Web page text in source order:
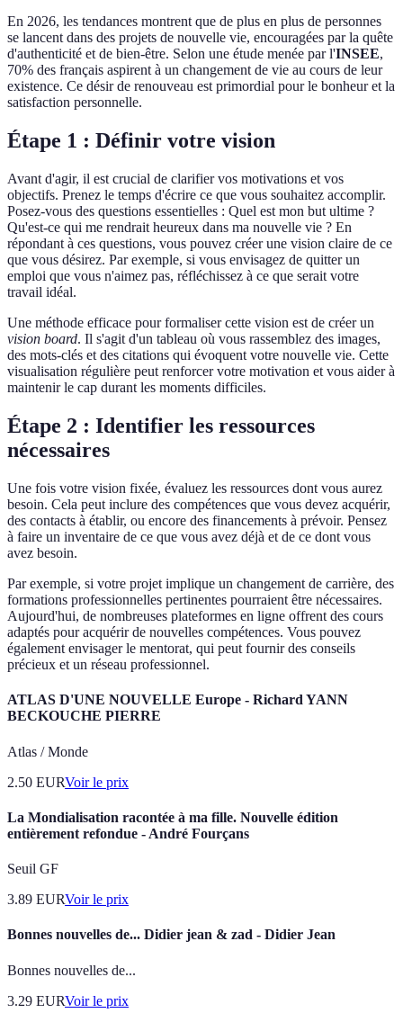
En 2026, les tendances montrent que de plus en plus de personnes
se lancent dans des projets de nouvelle vie, encouragées par la quête
d'authenticité et de bien-être. Selon une étude menée par l'INSEE,
70% des français aspirent à un changement de vie au cours de leur
existence. Ce désir de renouveau est primordial pour le bonheur et la
satisfaction personnelle.
Étape 1 : Définir votre vision
Avant d'agir, il est crucial de clarifier vos motivations et vos
objectifs. Prenez le temps d'écrire ce que vous souhaitez accomplir.
Posez-vous des questions essentielles : Quel est mon but ultime ?
Qu'est-ce qui me rendrait heureux dans ma nouvelle vie ? En
répondant à ces questions, vous pouvez créer une vision claire de ce
que vous désirez. Par exemple, si vous envisagez de quitter un
emploi que vous n'aimez pas, réfléchissez à ce que serait votre
travail idéal.
Une méthode efficace pour formaliser cette vision est de créer un
vision board. Il s'agit d'un tableau où vous rassemblez des images,
des mots-clés et des citations qui évoquent votre nouvelle vie. Cette
visualisation régulière peut renforcer votre motivation et vous aider à
maintenir le cap durant les moments difficiles.
Étape 2 : Identifier les ressources
nécessaires
Une fois votre vision fixée, évaluez les ressources dont vous aurez
besoin. Cela peut inclure des compétences que vous devez acquérir,
des contacts à établir, ou encore des financements à prévoir. Pensez
à faire un inventaire de ce que vous avez déjà et de ce dont vous
avez besoin.
Par exemple, si votre projet implique un changement de carrière, des
formations professionnelles pertinentes pourraient être nécessaires.
Aujourd'hui, de nombreuses plateformes en ligne offrent des cours
adaptés pour acquérir de nouvelles compétences. Vous pouvez
également envisager le mentorat, qui peut fournir des conseils
précieux et un réseau professionnel.
ATLAS D'UNE NOUVELLE Europe - Richard YANN
BECKOUCHE PIERRE
Atlas / Monde
2.50 EURVoir le prix
La Mondialisation racontée à ma fille. Nouvelle édition
entièrement refondue - André Fourçans
Seuil GF
3.89 EURVoir le prix
Bonnes nouvelles de... Didier jean & zad - Didier Jean
Bonnes nouvelles de...
3.29 EURVoir le prix